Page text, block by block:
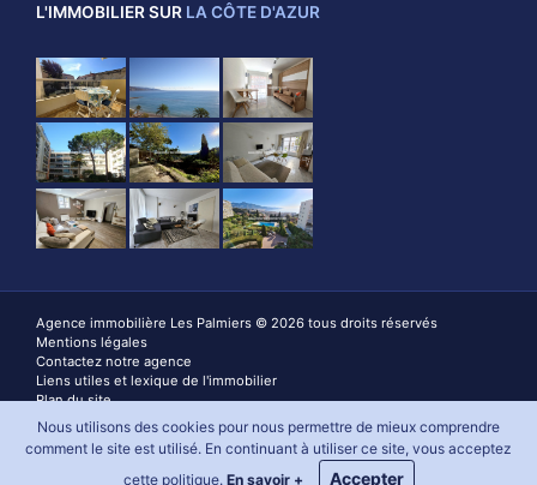
L'IMMOBILIER SUR LA CÔTE D'AZUR
Agence immobilière Les Palmiers © 2026 tous droits réservés
Mentions légales
Contactez notre agence
Liens utiles et lexique de l'immobilier
Plan du site
Cookies
Création site internet Menton
Nous utilisons des cookies pour nous permettre de mieux comprendre
comment le site est utilisé. En continuant à utiliser ce site, vous acceptez
cette politique. En savoir + Accepter